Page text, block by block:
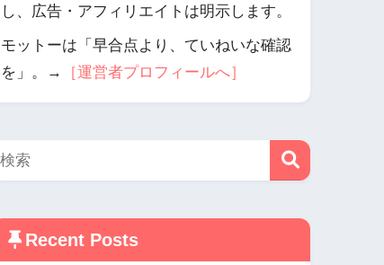
し、広告・アフィリエイトは明示します。
モットーは「早合点より、ていねいな確認
を」。→
［運営者プロフィールへ］
Recent Posts